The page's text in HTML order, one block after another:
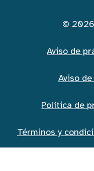
©
Aviso de
Aviso
Política de
Términos y